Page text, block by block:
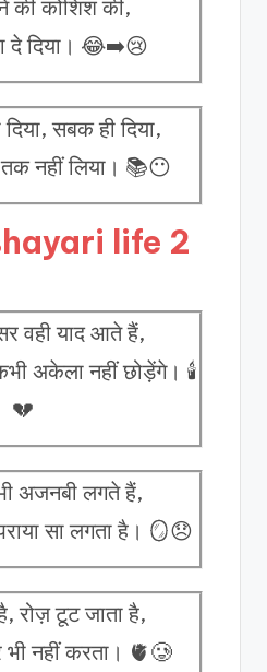
की कोशिश की,
दे दिया। 😂➡️😢
सबक ही दिया,
नहीं लिया। 📚😶
life 2
वही याद आते हैं,
अकेला नहीं छोड़ेंगे। 🕯️
💔
अजनबी लगते हैं,
सा लगता है। 🪞😞
रोज़ टूट जाता है,
भी नहीं करता। 🫀🥲